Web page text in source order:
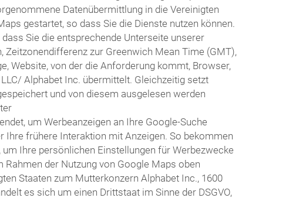
Datenübermittlung in die Vereinigten
gestartet, so dass Sie die Dienste nutzen können.
Sie die entsprechende Unterseite unserer
Zeitzonendifferenz zur Greenwich Mean Time (GMT),
Website, von der die Anforderung kommt, Browser,
Alphabet Inc. übermittelt. Gleichzeitig setzt
und von diesem ausgelesen werden
um Werbeanzeigen an Ihre Google-Suche
frühere Interaktion mit Anzeigen. So bekommen
Ihre persönlichen Einstellungen für Werbezwecke
der Nutzung von Google Maps oben
Staaten zum Mutterkonzern Alphabet Inc., 1600
es sich um einen Drittstaat im Sinne der DSGVO,